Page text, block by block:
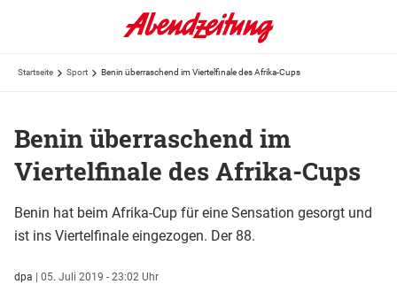
Startseite Sport Benin überraschend im Viertelfinale des Afrika-Cups
Benin überraschend im
Viertelfinale des Afrika-Cups
Benin hat beim Afrika-Cup für eine Sensation gesorgt und
ist ins Viertelfinale eingezogen. Der 88.
dpa | 05. Juli 2019 - 23:02 Uhr